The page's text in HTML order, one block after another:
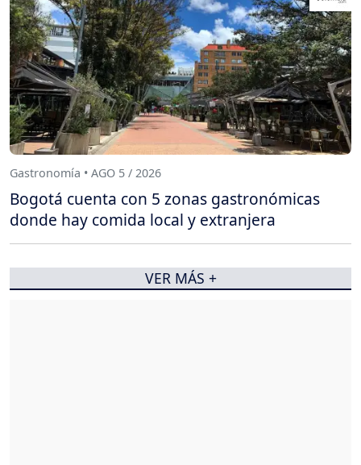
Gastronomía • AGO 5 / 2026
Bogotá cuenta con 5 zonas gastronómicas
donde hay comida local y extranjera
VER MÁS +